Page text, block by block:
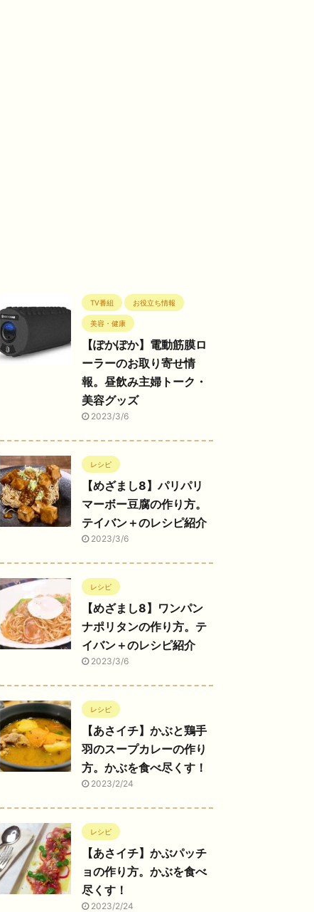
TV番組 お役立ち情報
美容・健康
【ぽかぽか】電動筋膜ロ
ーラーのお取り寄せ情
報。昼飲み主婦トーク・
美容グッズ
2023/3/6
レシピ
【めざまし8】パリパリ
マーボー豆腐の作り方。
テイバン＋のレシピ紹介
2023/3/6
レシピ
【めざまし8】ワンパン
ナポリタンの作り方。テ
イバン＋のレシピ紹介
2023/3/6
レシピ
【あさイチ】かぶと鶏手
羽のスープカレーの作り
方。かぶを食べ尽くす！
2023/2/24
レシピ
【あさイチ】かぶパッチ
ョの作り方。かぶを食べ
尽くす！
2023/2/24